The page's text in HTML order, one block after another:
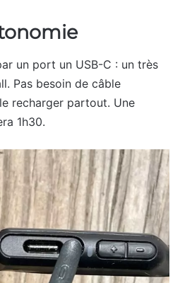
un port un USB-C : un très
Pas besoin de câble
recharger partout. Une
1h30.